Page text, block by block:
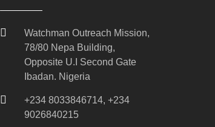
Watchman Outreach Mission,
78/80 Nepa Building,
Opposite U.I Second Gate
Ibadan. Nigeria
+234 8033846714, +234
9026840215